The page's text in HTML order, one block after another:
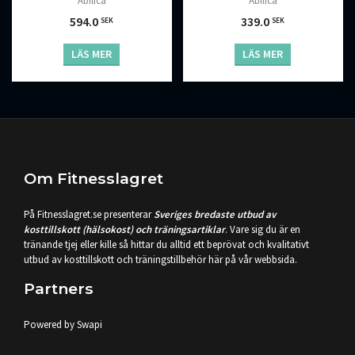
594.0SEK
LÄS MER
339.0SEK
LÄS MER
Om Fitnesslagret
På Fitnesslagret.se presenterarSveriges bredaste utbud av
kosttillskott (hälsokost) och träningsartiklar. Vare sig du är en
tränande tjej eller kille så hittar du alltid ett beprövat och kvalitativt
utbud av kosttillskott och träningstillbehör här på vår webbsida.
Partners
Powered by Swapi